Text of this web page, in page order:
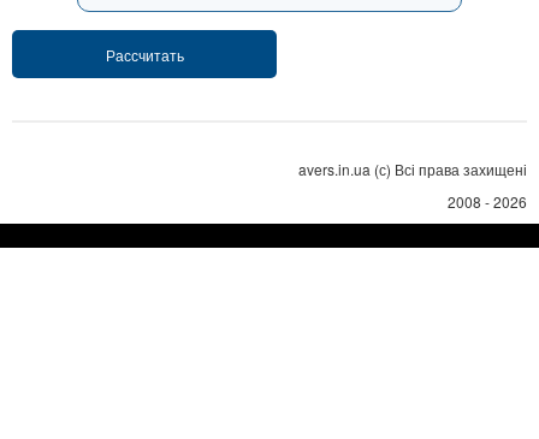
avers.in.ua (с) Всі права захищені
2008 - 2026